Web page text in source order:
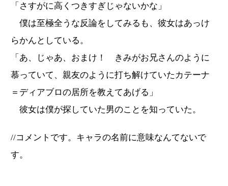
「さすがに高くつきすぎじゃないかな」
僕は至極全うな反論をしてみるも、彼女はあっけ
らかんとしている。
「あ、じゃあ、おまけ！ きみがお兄さんのように
慕っていて、親友のように打ち解けていたカテーナ
＝ディアブロの居所を教えてあげる」
彼女は僕が探していた男のことを知っていた。
//コメントです。キャラの名前に意味なんてないで
す。